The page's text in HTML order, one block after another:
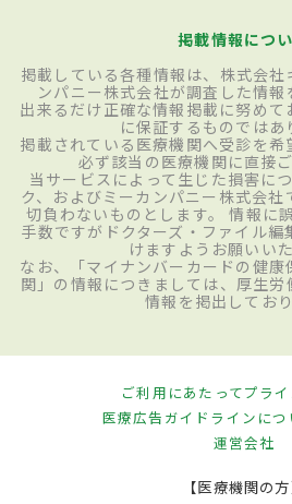
掲載情報につ
掲載している各種情報は、株式会社
ンパニー株式会社が調査した情報
出来るだけ正確な情報掲載に努めて
に保証するものではあ
掲載されている医療機関へ受診を希
必ず該当の医療機関に直接
当サービスによって生じた損害に
ク、およびミーカンパニー株式会
切負わないものとします。 情報に
手数ですがドクターズ・ファイル編
けますようお願いいた
なお、「マイナンバーカードの健康
関」の情報につきましては、厚生労
情報を掲出しており
ご利用にあたってプラ
医療広告ガイドラインにつ
運営会社
【医療機関の方